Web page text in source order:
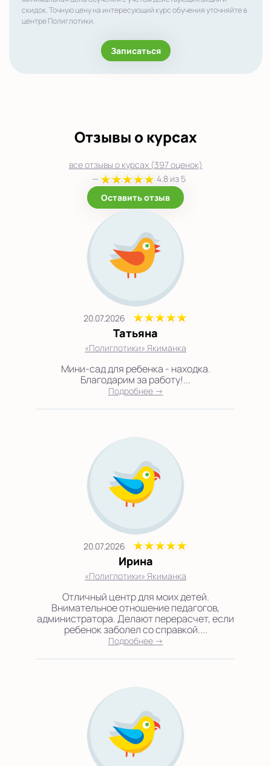
скидок. Точную цену на интересующий курс обучения уточняйте в
центре Полиглотики.
Записаться
Отзывы о курсах
все отзывы о курсах (397 оценок)
—
4.8 из 5
Оставить отзыв
20.07.2026
Татьяна
«Полиглотики» Якиманка
Мини-сад для ребенка - находка.
Благодарим за работу!...
Подробнее →
20.07.2026
Ирина
«Полиглотики» Якиманка
Отличный центр для моих детей.
Внимательное отношение педагогов,
администратора. Делают перерасчет, если
ребенок заболел со справкой....
Подробнее →